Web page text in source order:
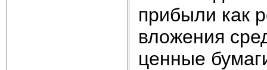
прибыли как
вложения
ценные